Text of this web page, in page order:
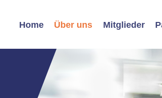
Home Über uns Mitglieder